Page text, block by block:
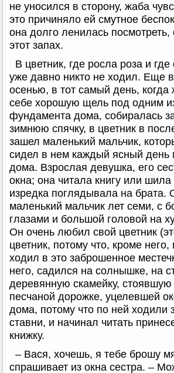
не уносился в сторону, жаба
это причиняло ей смутное
она долго ленилась посмотреть,
этот запах.
В цветник, где росла роза и
уже давно никто не ходил. Еще
осенью, в тот самый день, когда
себе хорошую щель под одним
фундамента дома, собиралась
зимнюю спячку, в цветник в
зашел маленький мальчик,
сидел в нем каждый ясный день
дома. Взрослая девушка, его
окна; она читала книгу или шила
изредка поглядывала на брата.
маленький мальчик лет семи, с
глазами и большой головой на
Он очень любил свой цветник
цветник, потому что, кроме него,
ходил в это заброшенное
него, садился на солнышке, на
деревянную скамейку, стоявшую
песчаной дорожке, уцелевшей
дома, потому что по ней ходили
ставни, и начинал читать
книжку.
– Вася, хочешь, я тебе брошу
спрашивает из окна сестра. –